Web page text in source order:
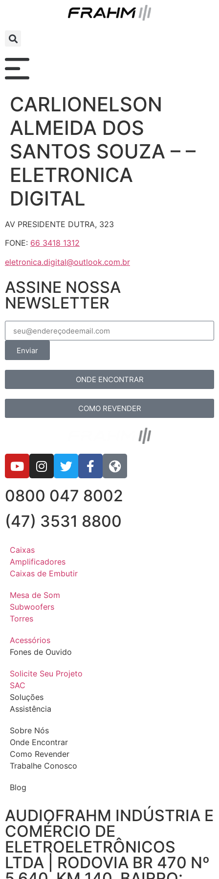
CARLIONELSON
ALMEIDA DOS
SANTOS SOUZA – –
ELETRONICA
DIGITAL
AV PRESIDENTE DUTRA, 323
FONE: 66 3418 1312
eletronica.digital@outlook.com.br
ASSINE NOSSA
NEWSLETTER
Enviar
ONDE ENCONTRAR
COMO REVENDER
0800 047 8002
(47) 3531 8800
Caixas
Amplificadores
Caixas de Embutir
Mesa de Som
Subwoofers
Torres
Acessórios
Fones de Ouvido
Solicite Seu Projeto
SAC
Soluções
Assistência
Sobre Nós
Onde Encontrar
Como Revender
Trabalhe Conosco
Blog
AUDIOFRAHM INDÚSTRIA E
COMÉRCIO DE
ELETROELETRÔNICOS
LTDA | RODOVIA BR 470 Nº